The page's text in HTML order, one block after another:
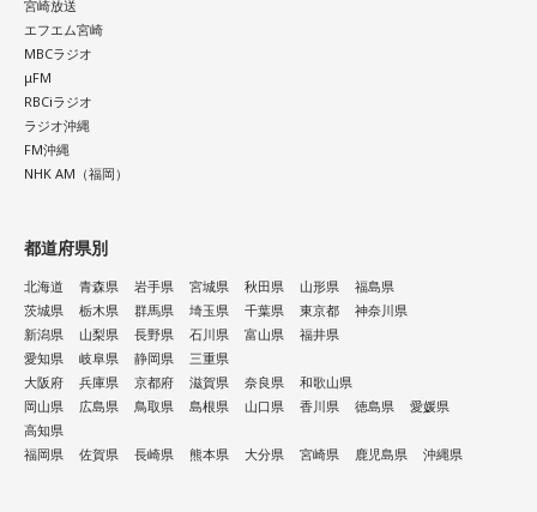
宮崎放送
エフエム宮崎
MBCラジオ
μFM
RBCiラジオ
ラジオ沖縄
FM沖縄
NHK AM（福岡）
都道府県別
北海道 青森県 岩手県 宮城県 秋田県 山形県
福島県
茨城県
栃木県 群馬県 埼玉県 千葉県 東京都
神奈川県
新潟県
山梨県 長野県 石川県 富山県
福井県
愛知県
岐阜県 静岡県
三重県
大阪府
兵庫県 京都府 滋賀県 奈良県
和歌山県
岡山県
広島県 鳥取県 島根県 山口県 香川県 徳島県
愛媛県
高知県
福岡県
佐賀県 長崎県 熊本県 大分県 宮崎県 鹿児島県 沖縄県